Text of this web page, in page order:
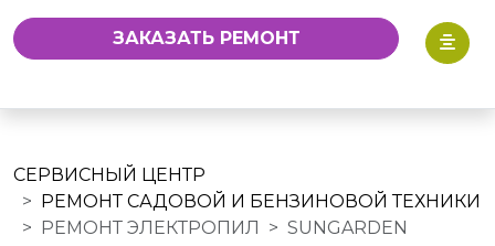
ЗАКАЗАТЬ РЕМОНТ
СЕРВИСНЫЙ ЦЕНТР
РЕМОНТ САДОВОЙ И БЕНЗИНОВОЙ ТЕХНИКИ
РЕМОНТ ЭЛЕКТРОПИЛ
SUNGARDEN